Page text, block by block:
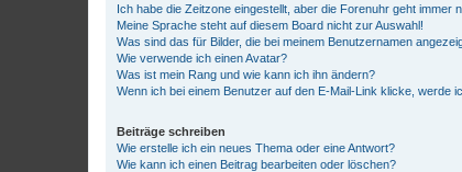
Ich habe die Zeitzone eingestellt, aber die Forenuhr geht immer
Meine Sprache steht auf diesem Board nicht zur Auswahl!
Was sind das für Bilder, die bei meinem Benutzernamen
Wie verwende ich einen Avatar?
Was ist mein Rang und wie kann ich ihn ändern?
Wenn ich bei einem Benutzer auf den E-Mail-Link klicke, werde
Beiträge schreiben
Wie erstelle ich ein neues Thema oder eine Antwort?
Wie kann ich einen Beitrag bearbeiten oder löschen?